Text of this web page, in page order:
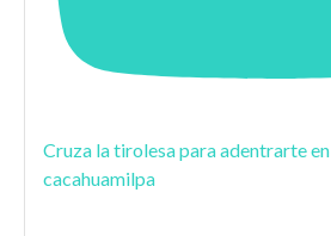
Cruza la tirolesa para adentrarte
cacahuamilpa